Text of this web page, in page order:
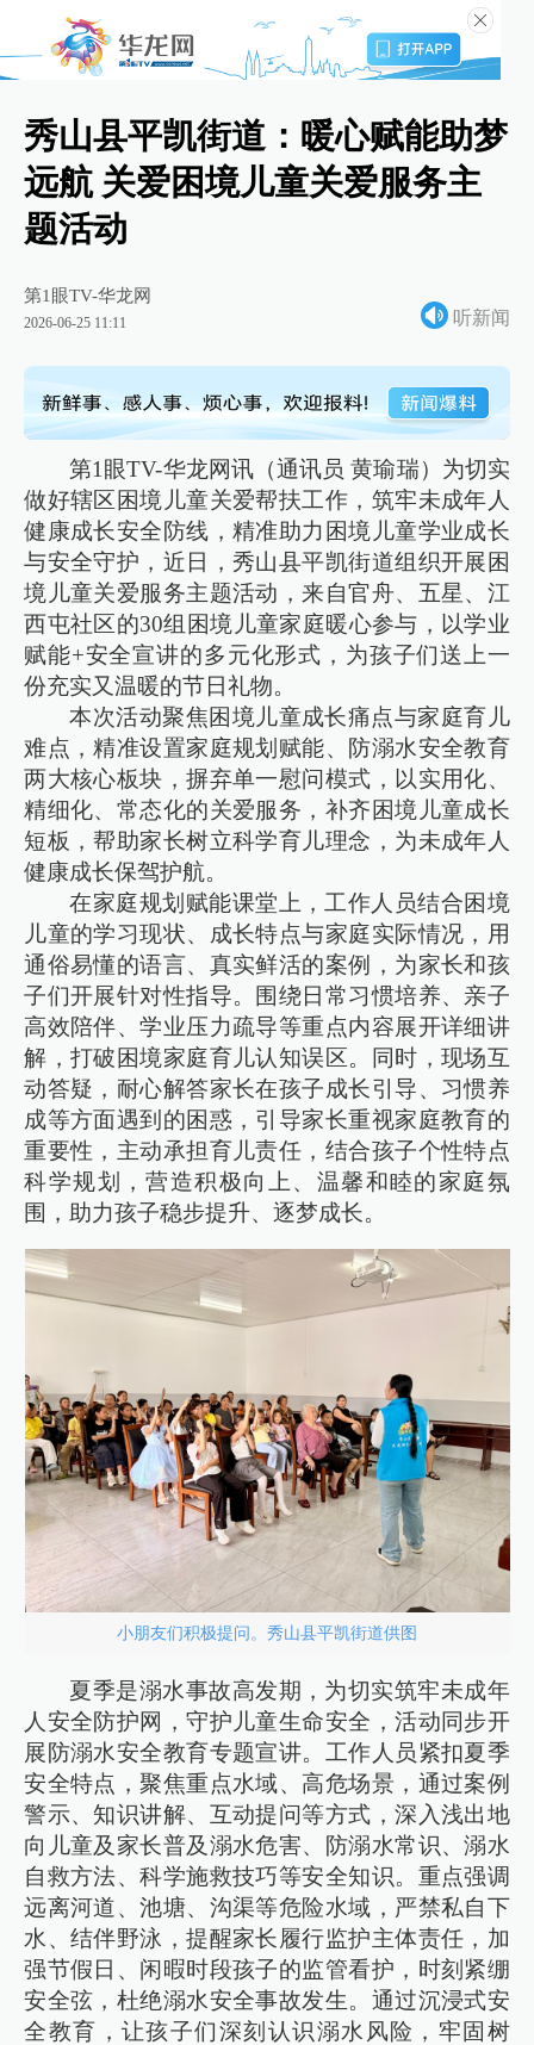
秀山县平凯街道：暖心赋能助梦
远航 关爱困境儿童关爱服务主
题活动
第1眼TV-华龙网
2026-06-25 11:11 听新闻
第1眼TV-华龙网讯（通讯员 黄瑜瑞）为切实
做好辖区困境儿童关爱帮扶工作，筑牢未成年人
健康成长安全防线，精准助力困境儿童学业成长
与安全守护，近日，秀山县平凯街道组织开展困
境儿童关爱服务主题活动，来自官舟、五星、江
西屯社区的30组困境儿童家庭暖心参与，以学业
赋能+安全宣讲的多元化形式，为孩子们送上一
份充实又温暖的节日礼物。
本次活动聚焦困境儿童成长痛点与家庭育儿
难点，精准设置家庭规划赋能、防溺水安全教育
两大核心板块，摒弃单一慰问模式，以实用化、
精细化、常态化的关爱服务，补齐困境儿童成长
短板，帮助家长树立科学育儿理念，为未成年人
健康成长保驾护航。
在家庭规划赋能课堂上，工作人员结合困境
儿童的学习现状、成长特点与家庭实际情况，用
通俗易懂的语言、真实鲜活的案例，为家长和孩
子们开展针对性指导。围绕日常习惯培养、亲子
高效陪伴、学业压力疏导等重点内容展开详细讲
解，打破困境家庭育儿认知误区。同时，现场互
动答疑，耐心解答家长在孩子成长引导、习惯养
成等方面遇到的困惑，引导家长重视家庭教育的
重要性，主动承担育儿责任，结合孩子个性特点
科学规划，营造积极向上、温馨和睦的家庭氛
围，助力孩子稳步提升、逐梦成长。
小朋友们积极提问。秀山县平凯街道供图
夏季是溺水事故高发期，为切实筑牢未成年
人安全防护网，守护儿童生命安全，活动同步开
展防溺水安全教育专题宣讲。工作人员紧扣夏季
安全特点，聚焦重点水域、高危场景，通过案例
警示、知识讲解、互动提问等方式，深入浅出地
向儿童及家长普及溺水危害、防溺水常识、溺水
自救方法、科学施救技巧等安全知识。重点强调
远离河道、池塘、沟渠等危险水域，严禁私自下
水、结伴野泳，提醒家长履行监护主体责任，加
强节假日、闲暇时段孩子的监管看护，时刻紧绷
安全弦，杜绝溺水安全事故发生。通过沉浸式安
全教育，让孩子们深刻认识溺水风险，牢固树